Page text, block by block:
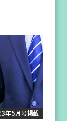
年5月号掲載